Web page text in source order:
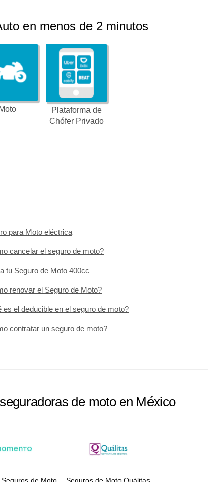
en menos de 2 minutos
Moto
Plataforma de
Chófer Privado
para Moto eléctrica
cancelar el seguro de moto?
tu Seguro de Moto 400cc
renovar el Seguro de Moto?
es el deducible en el seguro de moto?
contratar un seguro de moto?
de moto en México